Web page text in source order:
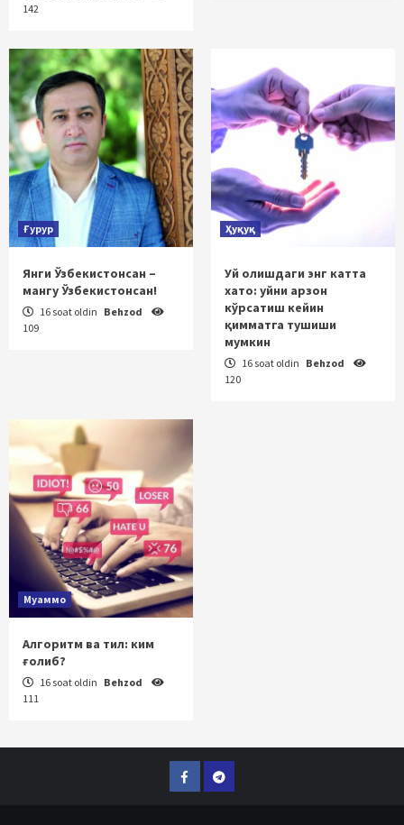
142
Ғурур
Янги Ўзбекистонсан –
мангу Ўзбекистонсан!
16 soat oldin Behzod
109
Ҳуқуқ
Уй олишдаги энг катта
хато: уйни арзон
кўрсатиш кейин
қимматга тушиши
мумкин
16 soat oldin Behzod
120
Муаммо
Алгоритм ва тил: ким
ғолиб?
16 soat oldin Behzod
111
FacebookTelegram